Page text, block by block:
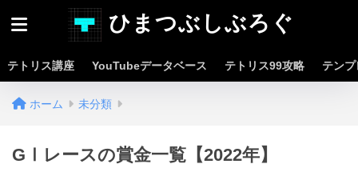
ひまつぶしぶろぐ
テトリス講座 YouTubeデータベース テトリス99攻略 テン
ホーム 未分類
GⅠレースの賞金一覧【2022年】